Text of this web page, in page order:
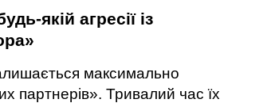
якій агресії із
максимально
партнерів». Тривалий час їх